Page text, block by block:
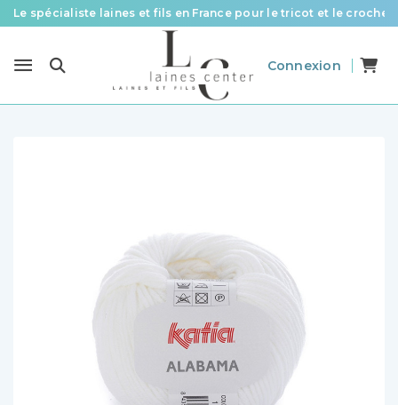
Des fils de qualité à tous les prix pour toutes vos envies !
Livraison offerte à partir de 58 € d’achat
Connexion